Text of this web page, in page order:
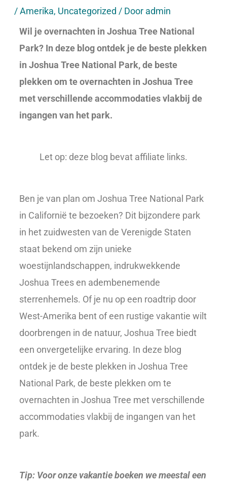
/Amerika, Uncategorized / Door admin
Wil je overnachten in Joshua Tree National
Park? In deze blog ontdek je de beste plekken
in Joshua Tree National Park, de beste
plekken om te overnachten in Joshua Tree
met verschillende accommodaties vlakbij de
ingangen van het park.
Let op: deze blog bevat affiliate links.
Ben je van plan om Joshua Tree National Park
in Californië te bezoeken? Dit bijzondere park
in het zuidwesten van de Verenigde Staten
staat bekend om zijn unieke
woestijnlandschappen, indrukwekkende
Joshua Trees en adembenemende
sterrenhemels. Of je nu op een roadtrip door
West-Amerika bent of een rustige vakantie wilt
doorbrengen in de natuur, Joshua Tree biedt
een onvergetelijke ervaring. In deze blog
ontdek je de beste plekken in Joshua Tree
National Park, de beste plekken om te
overnachten in Joshua Tree met verschillende
accommodaties vlakbij de ingangen van het
park.
Tip: Voor onze vakantie boeken we meestal een